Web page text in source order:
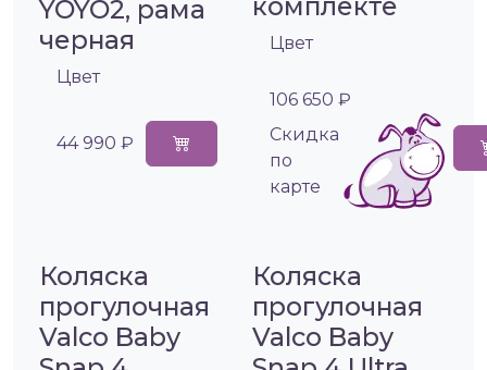
YOYO2, рама
черная
Цвет
44 990 ₽
комплекте
Цвет
106 650 ₽
Cкидка
по
карте
Коляска
прогулочная
Valco Baby
Коляска
прогулочная
Valco Baby